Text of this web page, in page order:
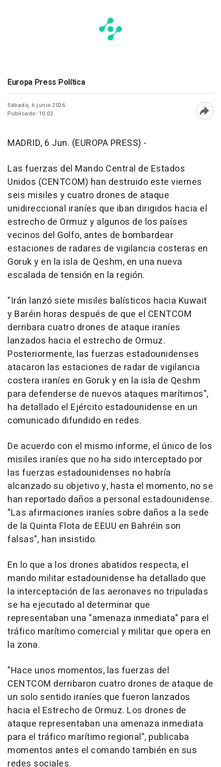
Europa Press Política
Sábado, 6 junio 2026
Publicado: 10:02
MADRID, 6 Jun. (EUROPA PRESS) -
Las fuerzas del Mando Central de Estados
Unidos (CENTCOM) han destruido este viernes
seis misiles y cuatro drones de ataque
unidireccional iraníes que iban dirigidos hacia el
estrecho de Ormuz y algunos de los países
vecinos del Golfo, antes de bombardear
estaciones de radares de vigilancia costeras en
Goruk y en la isla de Qeshm, en una nueva
escalada de tensión en la región.
"Irán lanzó siete misiles balísticos hacia Kuwait
y Baréin horas después de que el CENTCOM
derribara cuatro drones de ataque iraníes
lanzados hacia el estrecho de Ormuz.
Posteriormente, las fuerzas estadounidenses
atacaron las estaciones de radar de vigilancia
costera iraníes en Goruk y en la isla de Qeshm
para defenderse de nuevos ataques marítimos",
ha detallado el Ejército estadounidense en un
comunicado difundido en redes.
De acuerdo con el mismo informe, el único de los
misiles iraníes que no ha sido interceptado por
las fuerzas estadounidenses no habría
alcanzado su objetivo y, hasta el momento, no se
han reportado daños a personal estadounidense.
"Las afirmaciones iraníes sobre daños a la sede
de la Quinta Flota de EEUU en Bahréin son
falsas", han insistido.
En lo que a los drones abatidos respecta, el
mando militar estadounidense ha detallado que
la interceptación de las aeronaves no tripuladas
se ha ejecutado al determinar que
representaban una "amenaza inmediata" para el
tráfico marítimo comercial y militar que opera en
la zona.
"Hace unos momentos, las fuerzas del
CENTCOM derribaron cuatro drones de ataque de
un solo sentido iraníes que fueron lanzados
hacia el Estrecho de Ormuz. Los drones de
ataque representaban una amenaza inmediata
para el tráfico marítimo regional", publicaba
momentos antes el comando también en sus
redes sociales.